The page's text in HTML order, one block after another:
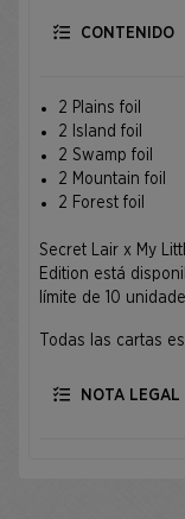
CONTENIDO
2 Plains foil
2 Island foil
2 Swamp foil
2 Mountain foil
2 Forest foil
Secret Lair x My
Edition está
límite de 10
Todas las cartas
NOTA LEGAL